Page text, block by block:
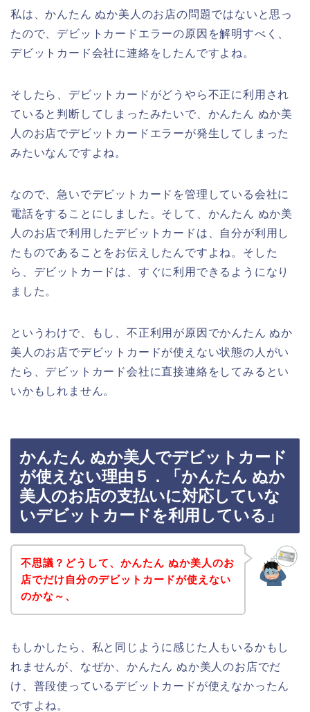
私は、かんたん ぬか美人のお店の問題ではないと思っ
たので、デビットカードエラーの原因を解明すべく、
デビットカード会社に連絡をしたんですよね。
そしたら、デビットカードがどうやら不正に利用され
ていると判断してしまったみたいで、かんたん ぬか美
人のお店でデビットカードエラーが発生してしまった
みたいなんですよね。
なので、急いでデビットカードを管理している会社に
電話をすることにしました。そして、かんたん ぬか美
人のお店で利用したデビットカードは、自分が利用し
たものであることをお伝えしたんですよね。そした
ら、デビットカードは、すぐに利用できるようになり
ました。
というわけで、もし、不正利用が原因でかんたん ぬか
美人のお店でデビットカードが使えない状態の人がい
たら、デビットカード会社に直接連絡をしてみるとい
いかもしれません。
かんたん ぬか美人でデビットカード
が使えない理由５．「かんたん ぬか
美人のお店の支払いに対応していな
いデビットカードを利用している」
不思議？どうして、かんたん ぬか美人のお
店でだけ自分のデビットカードが使えない
のかな～、
もしかしたら、私と同じように感じた人もいるかもし
れませんが、なぜか、かんたん ぬか美人のお店でだ
け、普段使っているデビットカードが使えなかったん
ですよね。